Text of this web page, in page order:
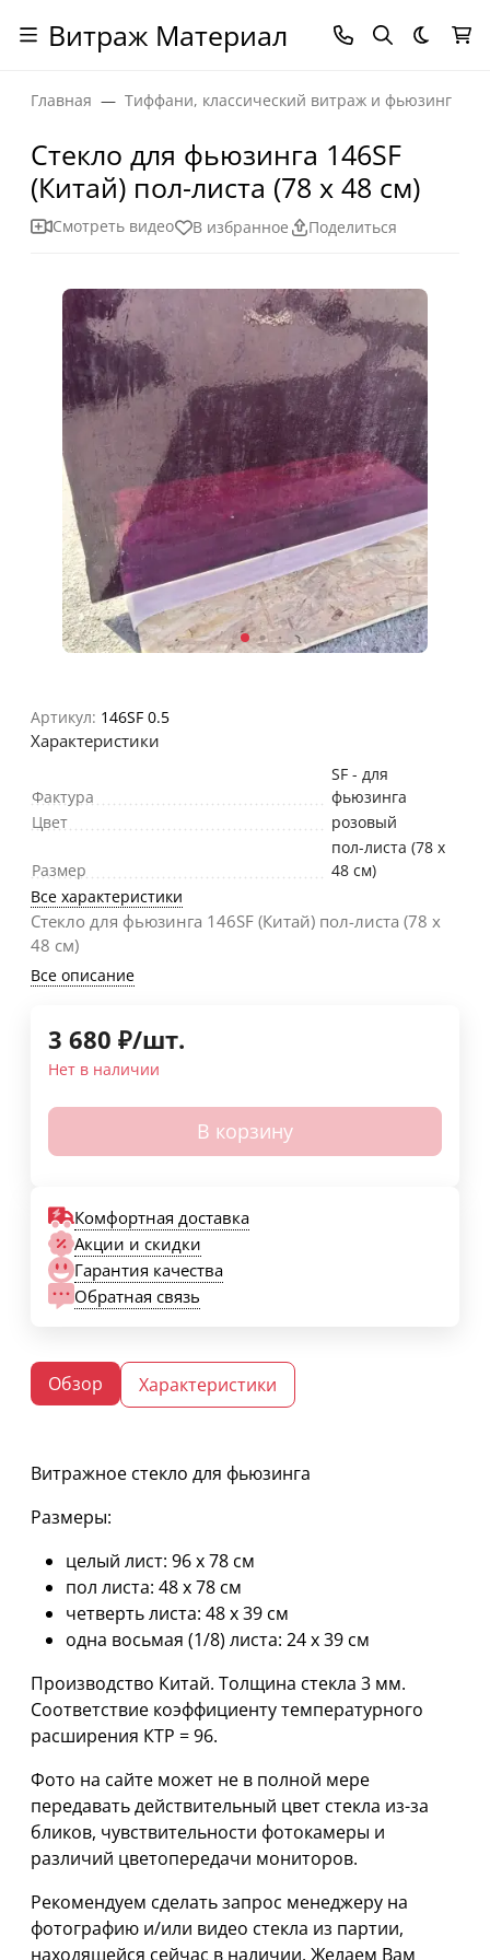
Витраж Материал Темная
Главная Тиффани, классический витраж и фьюзинг
Стекло для фьюзинга 146SF
(Китай) пол-листа (78 х 48 см)
Смотреть видео В избранное Поделиться
Артикул: 146SF 0.5
Характеристики
Фактура
SF - для
фьюзинга
Цвет
розовый
Размер
пол-листа (78 х
48 см)
Все характеристики
Стекло для фьюзинга 146SF (Китай) пол-листа (78 х
48 см)
Все описание
3 680 ₽/шт.
Нет в наличии
В корзину
Комфортная доставка
Акции и скидки
Гарантия качества
Обратная связь
Обзор Характеристики
Витражное стекло для фьюзинга
Размеры:
целый лист: 96 х 78 см
пол листа: 48 х 78 см
четверть листа: 48 х 39 см
одна восьмая (1/8) листа: 24 х 39 см
Производство Китай. Толщина стекла 3 мм.
Соответствие коэффициенту температурного
расширения КТР = 96.
Фото на сайте может не в полной мере
передавать действительный цвет стекла из-за
бликов, чувствительности фотокамеры и
различий цветопередачи мониторов.
Рекомендуем сделать запрос менеджеру на
фотографию и/или видео стекла из партии,
находящейся сейчас в наличии. Желаем Вам